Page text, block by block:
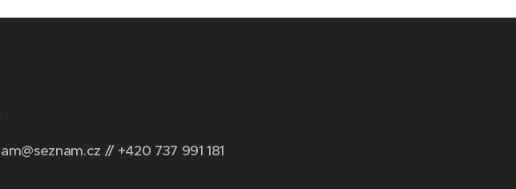
// +420 737 991 181